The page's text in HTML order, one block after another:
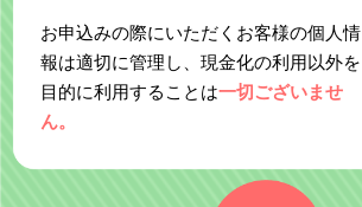
お申込みの際にいただくお客様の個人情
報は適切に管理し、現金化の利用以外を
目的に利用することは一切ございませ
ん。